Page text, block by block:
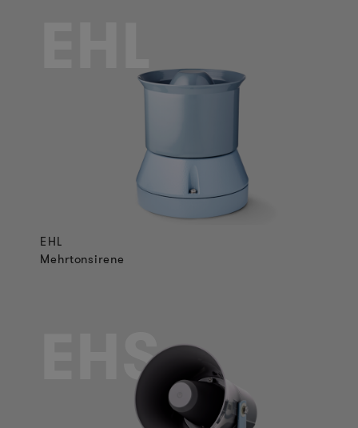
EHL
EHL
Mehrtonsirene
EHS